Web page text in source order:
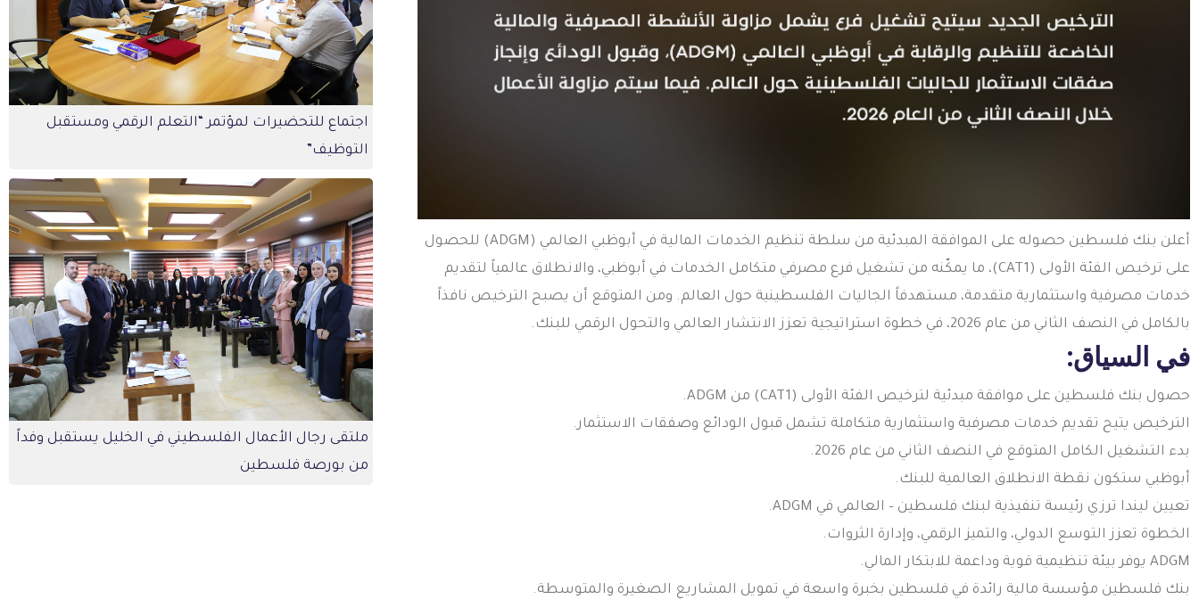
أعلن بنك فلسطين حصوله على الموافقة المبدئية من سلطة تنظيم الخدمات المالية في أبوظبي العالمي (ADGM) للحصول
على ترخيص الفئة الأولى (CAT1)، ما يمكّنه من تشغيل فرع مصرفي متكامل الخدمات في أبوظبي، والانطلاق عالمياً لتقديم
خدمات مصرفية واستثمارية متقدمة، مستهدفاً الجاليات الفلسطينية حول العالم. ومن المتوقع أن يصبح الترخيص نافذاً
بالكامل في النصف الثاني من عام 2026، في خطوة استراتيجية تعزز الانتشار العالمي والتحول الرقمي للبنك.
في السياق:
حصول بنك فلسطين على موافقة مبدئية لترخيص الفئة الأولى (CAT1) من ADGM.
الترخيص يتيح تقديم خدمات مصرفية واستثمارية متكاملة تشمل قبول الودائع وصفقات الاستثمار.
بدء التشغيل الكامل المتوقع في النصف الثاني من عام 2026.
أبوظبي ستكون نقطة الانطلاق العالمية للبنك.
تعيين ليندا ترزي رئيسة تنفيذية لبنك فلسطين – العالمي في ADGM.
الخطوة تعزز التوسع الدولي، والتميز الرقمي، وإدارة الثروات.
ADGM يوفر بيئة تنظيمية قوية وداعمة للابتكار المالي.
بنك فلسطين مؤسسة مالية رائدة في فلسطين بخبرة واسعة في تمويل المشاريع الصغيرة والمتوسطة.
اجتماع للتحضيرات لمؤتمر “التعلم الرقمي ومستقبل
التوظيف”
ملتقى رجال الأعمال الفلسطيني في الخليل يستقبل وفداً
من بورصة فلسطين